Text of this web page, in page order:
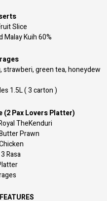
Slice
Kuih 60%
strawberi, green tea, honeydew
1.5L ( 3 carton )
(2 Pax Lovers Platter)
TheKenduri
Prawn
Rasa